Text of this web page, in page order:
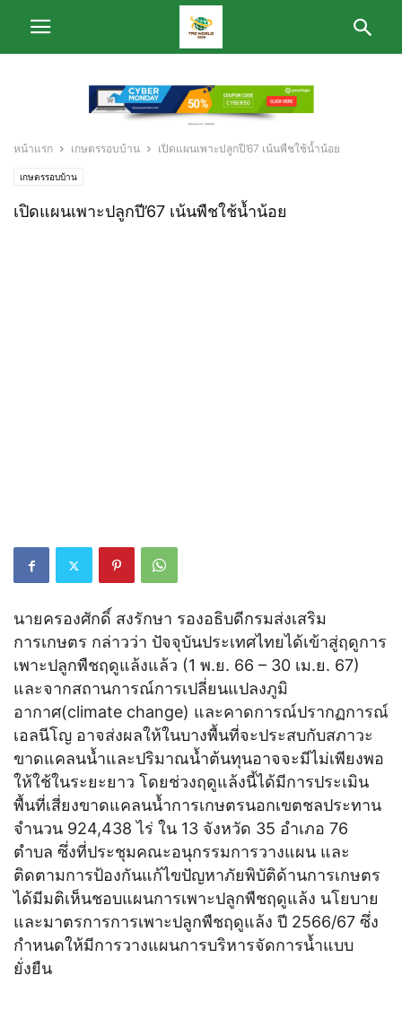
หน้าแรก เกษตรรอบบ้าน เปิดแผนเพาะปลูกปี’67 เน้นพืชใช้น้ำน้อย
เกษตรรอบบ้าน
เปิดแผนเพาะปลูกปี’67 เน้นพืชใช้น้ำน้อย
นายครองศักดิ์ สงรักษา รองอธิบดีกรมส่งเสริม
การเกษตร กล่าวว่า ปัจจุบันประเทศไทยได้เข้าสู่ฤดูการ
เพาะปลูกพืชฤดูแล้งแล้ว (1 พ.ย. 66 – 30 เม.ย. 67)
และจากสถานการณ์การเปลี่ยนแปลงภูมิ
อากาศ(climate change) และคาดการณ์ปรากฏการณ์
เอลนีโญ อาจส่งผลให้ในบางพื้นที่จะประสบกับสภาวะ
ขาดแคลนน้ำและปริมาณน้ำต้นทุนอาจจะมีไม่เพียงพอ
ให้ใช้ในระยะยาว โดยช่วงฤดูแล้งนี้ได้มีการประเมิน
พื้นที่เสี่ยงขาดแคลนน้ำการเกษตรนอกเขตชลประทาน
จำนวน 924,438 ไร่ ใน 13 จังหวัด 35 อำเภอ 76
ตำบล ซึ่งที่ประชุมคณะอนุกรรมการวางแผน และ
ติดตามการป้องกันแก้ไขปัญหาภัยพิบัติด้านการเกษตร
ได้มีมติเห็นชอบแผนการเพาะปลูกพืชฤดูแล้ง นโยบาย
และมาตรการการเพาะปลูกพืชฤดูแล้ง ปี 2566/67 ซึ่ง
กำหนดให้มีการวางแผนการบริหารจัดการน้ำแบบ
ยั่งยืน